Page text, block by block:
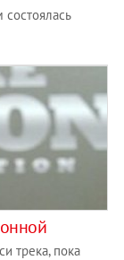
трека, пока